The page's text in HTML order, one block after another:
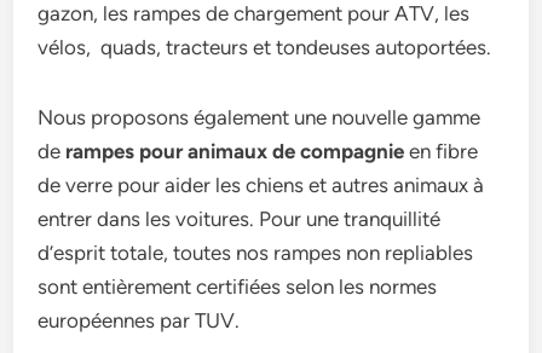
gazon, les rampes de chargement pour ATV, les
vélos, quads, tracteurs et tondeuses autoportées.
Nous proposons également une nouvelle gamme
de rampes pour animaux de compagnie en fibre
de verre pour aider les chiens et autres animaux à
entrer dans les voitures. Pour une tranquillité
d’esprit totale, toutes nos rampes non repliables
sont entièrement certifiées selon les normes
européennes par TUV.